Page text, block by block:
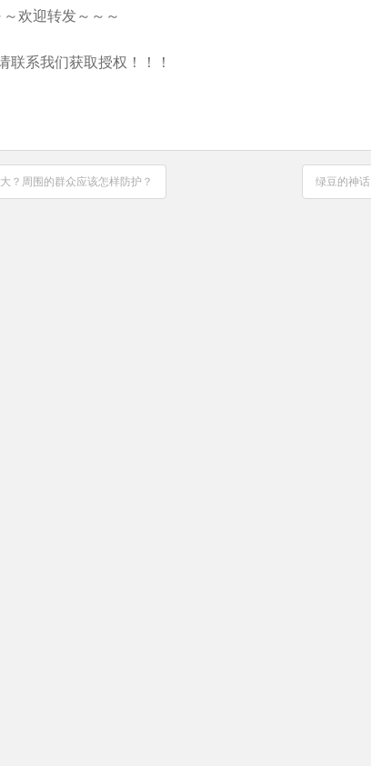
～欢迎转发～～～
联系我们获取授权！！！
？周围的群众应该怎样防护？ 绿豆的神话